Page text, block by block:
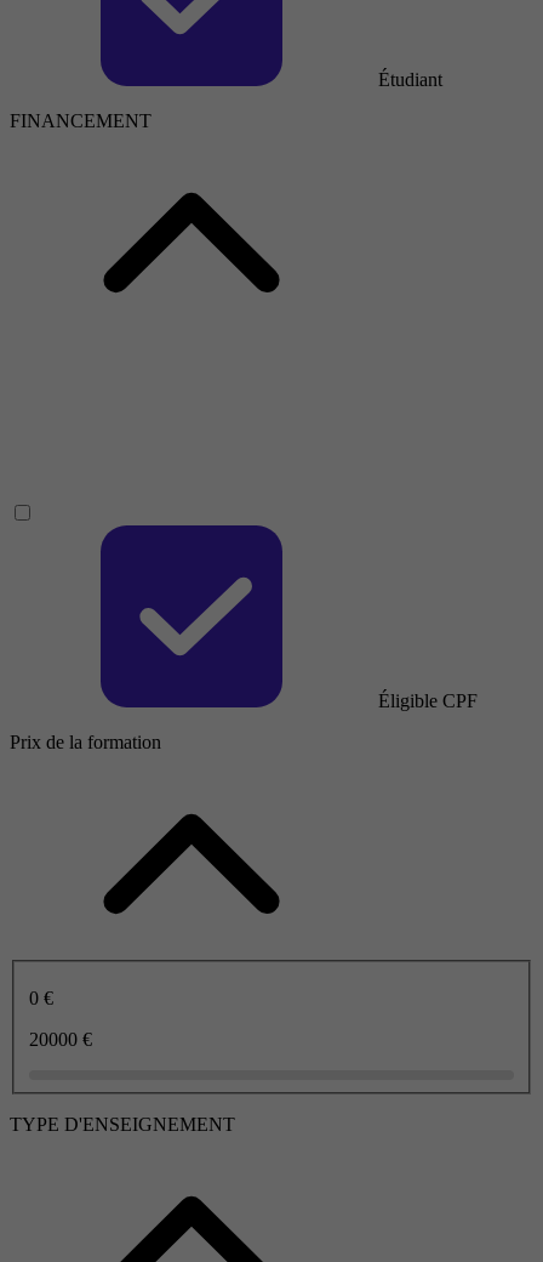
Étudiant
FINANCEMENT
Éligible CPF
Prix de la formation
0 €
20000 €
TYPE D'ENSEIGNEMENT